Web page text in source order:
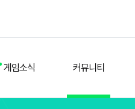
게임소식 커뮤니티